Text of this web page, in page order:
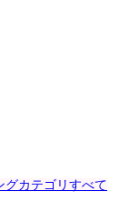
グカテゴリすべて